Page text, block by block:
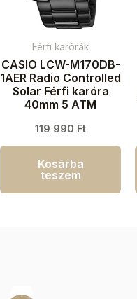
Férfi karórák
CASIO LCW-M170DB-
1AER Radio Controlled
Solar Férfi karóra
40mm 5 ATM
119 990 Ft
Kosárba
teszem